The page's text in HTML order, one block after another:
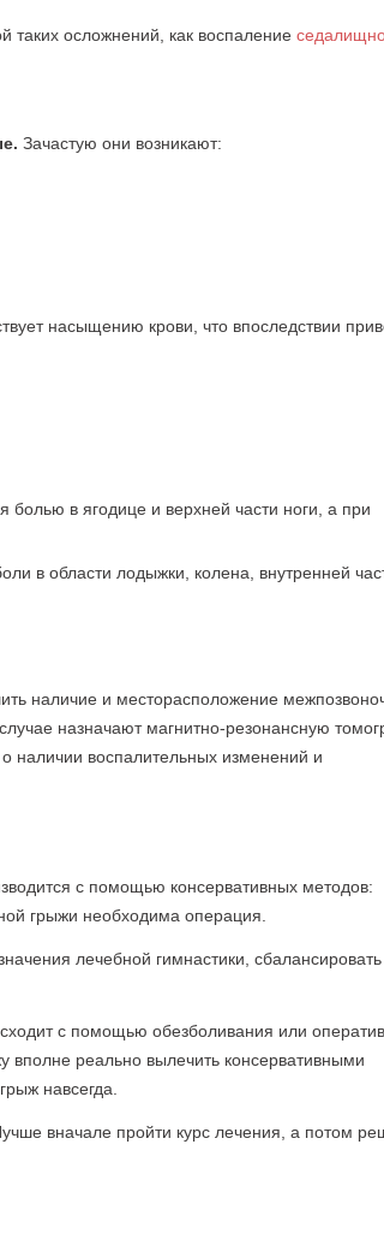
таких осложнений, как воспаление
Зачастую они возникают:
насыщению крови, что впоследствии
в ягодице и верхней части ноги, а при
в области лодыжки, колена, внутренней
наличие и месторасположение
назначают магнитно-резонансную
наличии воспалительных изменений и
с помощью консервативных методов:
грыжи необходима операция.
лечебной гимнастики, сбалансировать
с помощью обезболивания или
вполне реально вылечить консервативными
навсегда.
вначале пройти курс лечения, а потом